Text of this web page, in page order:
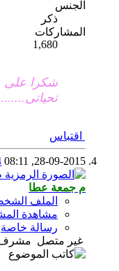
الجنس
ذكر
المشاركات
1,680
شكرا على
اقتباس
28-09-2015,
08:11 PM
م جمعة عطا
الملف
مشاهدة
رسالة خاصة
غير متصل مشرف